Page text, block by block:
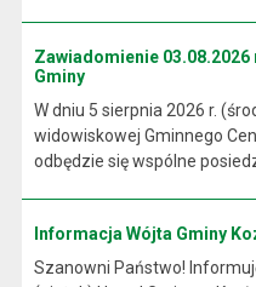
Zawiadomienie
Gminy
W dniu 5 sierpnia 2026 r.
widowiskowej Gminnego
odbędzie się wspólne
Informacja Wójta Gminy
Szanowni Państwo!